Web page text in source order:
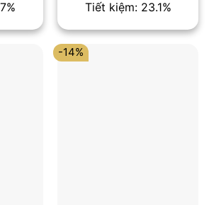
là:
500.000 ₫.
là:
là:
Tiết kiệm: 23.1%
-14%